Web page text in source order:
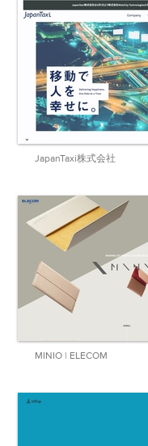
JapanTaxi株式会社
MINIO | ELECOM